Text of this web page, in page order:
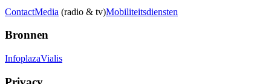
ContactMedia (radio & tv)Mobiliteitsdiensten
Bronnen
InfoplazaVialis